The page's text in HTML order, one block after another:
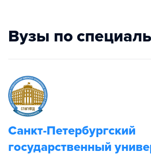
Вузы по
Санкт-Петербургский
государственный